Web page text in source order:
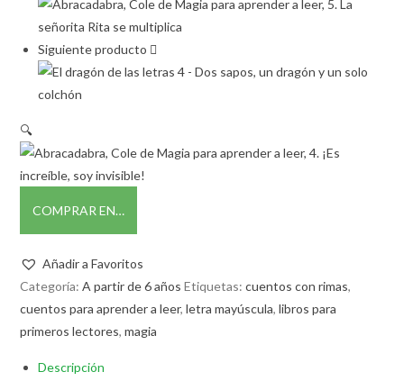
Siguiente producto
🔍
COMPRAR EN…
Añadir a Favoritos
Categoría:A partir de 6 años Etiquetas:cuentos con rimas,
cuentos para aprender a leer,letra mayúscula,libros para
primeros lectores,magia
Descripción